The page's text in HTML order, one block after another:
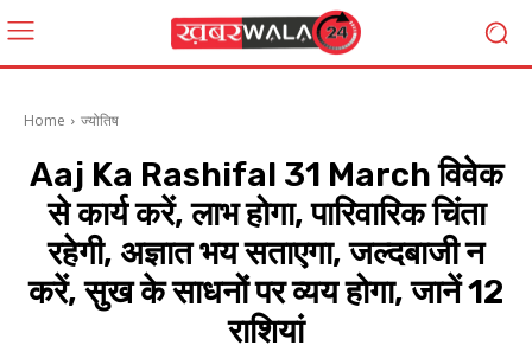
Home ज्योतिष
Aaj Ka Rashifal 31 March विवेक
से कार्य करें, लाभ होगा, पारिवारिक चिंता
रहेगी, अज्ञात भय सताएगा, जल्दबाजी न
करें, सुख के साधनों पर व्यय होगा, जानें 12
राशियां